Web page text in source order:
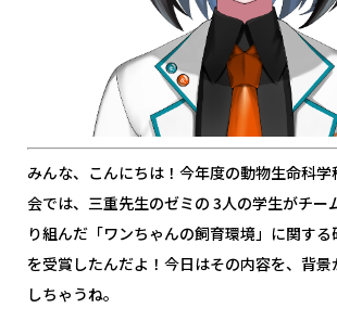
みんな、こんにちは！今年度の動物生命科
会では、三重先生のゼミの 3人の学生がチー
り組んだ「ワンちゃんの飼育環境」に関する
を受賞したんだよ！今日はその内容を、背
しちゃうね。